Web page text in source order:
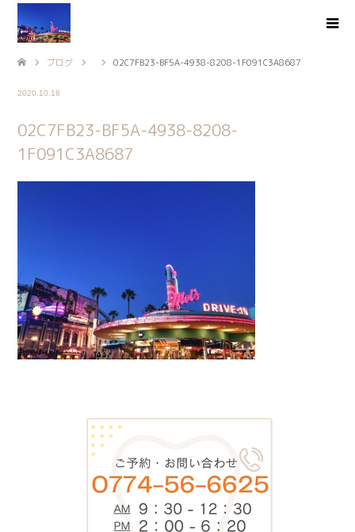
ブログ 02C7FB23-BF5A-4938-8208-1F091C3A8687
2020.10.18
02C7FB23-BF5A-4938-8208-
1F091C3A8687